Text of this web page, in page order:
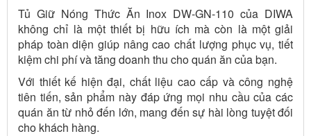
Tủ Giữ Nóng Thức Ăn Inox DW-GN-110 của DIWA
không chỉ là một thiết bị hữu ích mà còn là một giải
pháp toàn diện giúp nâng cao chất lượng phục vụ, tiết
kiệm chi phí và tăng doanh thu cho quán ăn của bạn.
Với thiết kế hiện đại, chất liệu cao cấp và công nghệ
tiên tiến, sản phẩm này đáp ứng mọi nhu cầu của các
quán ăn từ nhỏ đến lớn, mang đến sự hài lòng tuyệt đối
cho khách hàng.